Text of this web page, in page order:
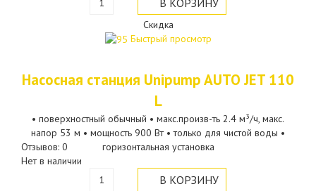
Скидка
Быстрый просмотр
Насосная станция Unipump AUTO JET 110
L
• поверхностный обычный • макс.произв-ть 2.4 м³/ч, макс.
напор 53 м • мощность 900 Вт • только для чистой воды •
горизонтальная установка
Отзывов: 0
Нет в наличии